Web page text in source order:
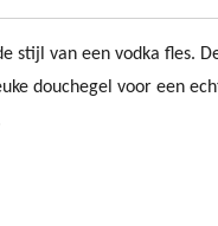
stijl van een vodka fles.
douchegel voor een